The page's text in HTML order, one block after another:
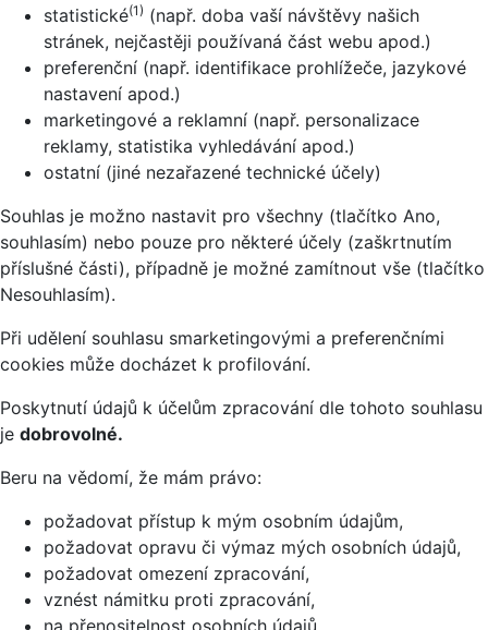
statistické(1) (např. doba vaší návštěvy našich
stránek, nejčastěji používaná část webu apod.)
preferenční (např. identifikace prohlížeče, jazykové
nastavení apod.)
marketingové a reklamní (např. personalizace
reklamy, statistika vyhledávání apod.)
ostatní (jiné nezařazené technické účely)
Souhlas je možno nastavit pro všechny (tlačítko Ano,
souhlasím) nebo pouze pro některé účely (zaškrtnutím
příslušné části), případně je možné zamítnout vše (tlačítko
Nesouhlasím).
Při udělení souhlasu smarketingovými a preferenčními
cookies může docházet k profilování.
Poskytnutí údajů k účelům zpracování dle tohoto souhlasu
je dobrovolné.
Beru na vědomí, že mám právo:
požadovat přístup k mým osobním údajům,
požadovat opravu či výmaz mých osobních údajů,
požadovat omezení zpracování,
vznést námitku proti zpracování,
na přenositelnost osobních údajů,